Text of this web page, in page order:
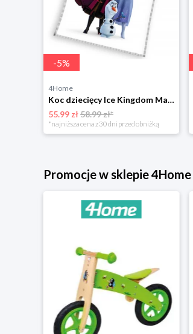
-5%
4Home
Koc dziecięcy Ice Kingdom Magical Breeze, 130 x 160 cm 4-Home
55.99 zł58.99 zł*
*najniższa cena z 30 dni przed obniżką
Promocje w sklepie 4Home